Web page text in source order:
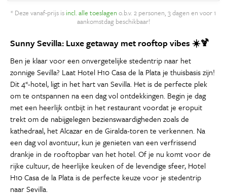
* Deze vanaf-prijs is incl. alle toeslagen o.b.v. 2 personen, 3 dagen en voor 1
aankomstdag beschikbaar!
Sunny Sevilla: Luxe getaway met rooftop vibes ☀️🍹
Ben je klaar voor een onvergetelijke stedentrip naar het
zonnige Sevilla? Laat Hotel H10 Casa de la Plata je thuisbasis zijn!
Dit 4*-hotel, ligt in het hart van Sevilla. Het is de perfecte plek
om te ontspannen na een dag vol ontdekkingen. Begin je dag
met een heerlijk ontbijt in het restaurant voordat je eropuit
trekt om de nabijgelegen bezienswaardigheden zoals de
kathedraal, het Alcazar en de Giralda-toren te verkennen. Na
een dag vol avontuur, kun je genieten van een verfrissend
drankje in de rooftopbar van het hotel. Of je nu komt voor de
rijke cultuur, de heerlijke keuken of de levendige sfeer, Hotel
H10 Casa de la Plata is de perfecte keuze voor je stedentrip
naar Sevilla.